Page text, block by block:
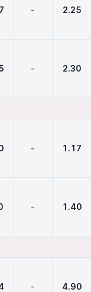
- 2.25
- 2.30
- 1.17
- 1.40
- 4.90